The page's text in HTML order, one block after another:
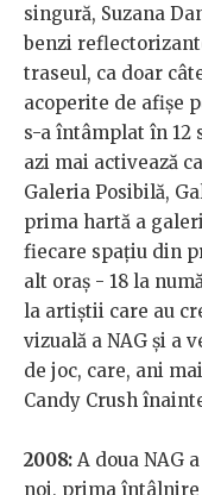
singură, Suzana
benzi
traseul, ca doar
acoperite de afișe
s-a întâmplat în 12
azi mai activează
Galeria Posibilă,
prima hartă a
fiecare spațiu din
alt oraș - 18 la
la artiștii care au
vizuală a NAG și a
de joc, care, ani
Candy Crush
2008: A doua NAG
noi, prima întâlnire